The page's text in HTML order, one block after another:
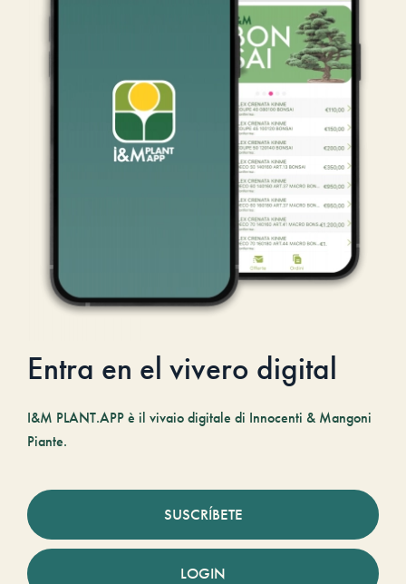
Entra en el vivero digital
I&M PLANT.APP è il vivaio digitale di Innocenti & Mangoni
Piante.
SUSCRÍBETE
LOGIN